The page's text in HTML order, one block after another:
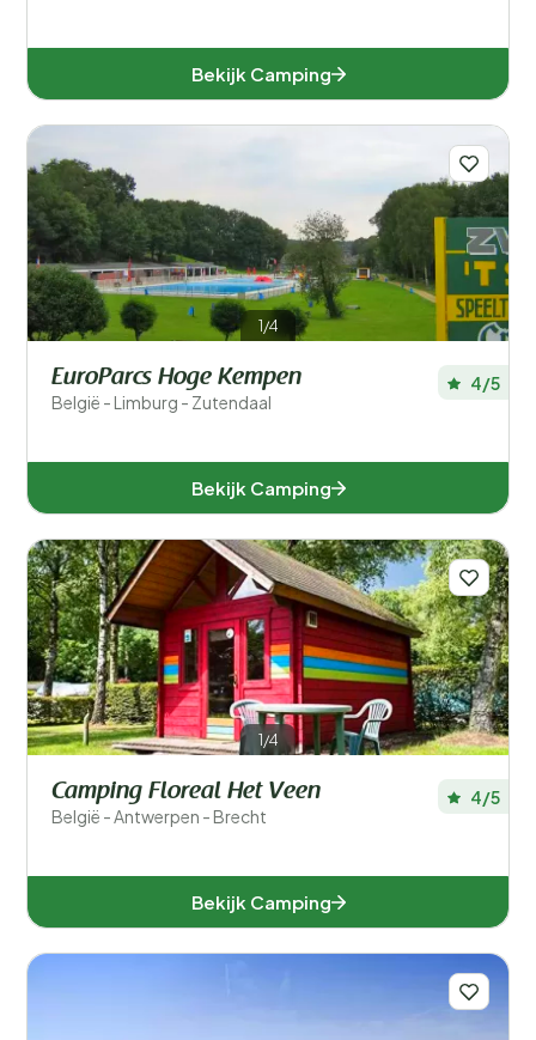
Bekijk Camping
1/4
EuroParcs Hoge Kempen
België - Limburg - Zutendaal
4/5
Bekijk Camping
1/4
Camping Floreal Het Veen
België - Antwerpen - Brecht
4/5
Bekijk Camping